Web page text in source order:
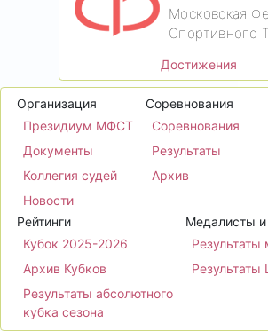
Московская
Спортивного
Достижения
Организация
Президиум МФСТ
Документы
Коллегия судей
Новости
Соревнования
Соревнования
Результаты
Архив
Рейтинги
Кубок 2025-2026
Архив Кубков
Результаты абсолютного
кубка сезона
Медалисты
Результаты
Результаты